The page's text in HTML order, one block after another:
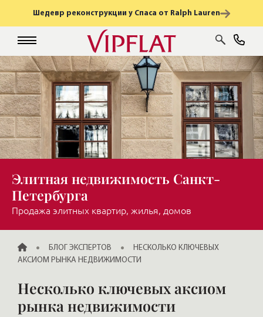
Шедевр реконструкции у Спаса от Ralph Lauren
Элитная недвижимость Санкт-
Петербурга
Продажа элитных квартир, жилья, домов
ГЛАВНАЯБЛОГ ЭКСПЕРТОВ
НЕСКОЛЬКО КЛЮЧЕВЫХ
АКСИОМ РЫНКА НЕДВИЖИМОСТИ
Несколько ключевых аксиом
рынка недвижимости